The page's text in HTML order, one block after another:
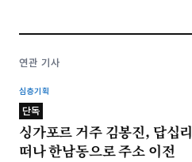
연관 기사
심층기획
단독
싱가포르 거주 김봉진, 답십리
떠나 한남동으로 주소 이전